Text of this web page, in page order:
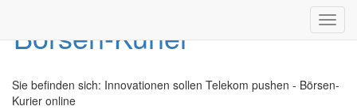
Sie befinden sich: Innovationen sollen Telekom pushen - Börsen-
Kurier online